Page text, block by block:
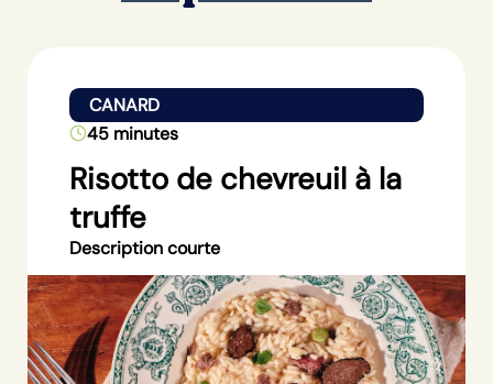
CANARD
45 minutes
Risotto de chevreuil à la
truffe
Description courte